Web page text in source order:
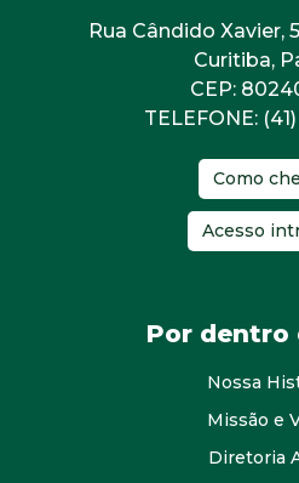
Rua Cândido Xavier,
Curitiba,
CEP:
TELEFONE:
Como
Acesso
Por dentro
Nossa
Missão e
Diretoria